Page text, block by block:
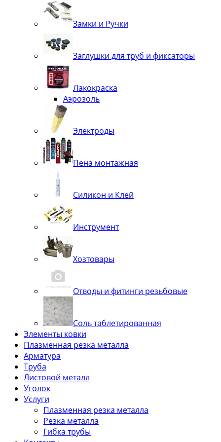
Замки и Ручки
Заглушки для труб и фиксаторы
Лакокраска
Аэрозоль
Электроды
Пена монтажная
Силикон и Клей
Инструмент
Хозтовары
Отводы и фитинги резьбовые
Соль таблетированная
Элементы ковки
Плазменная резка металла
Арматура
Труба
Листовой металл
Уголок
Услуги
Плазменная резка металла
Резка металла
Гибка трубы